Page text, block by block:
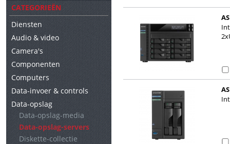
CATEGORIEËN
Diensten
Audio & video
Camera's
Componenten
Computers
Data-invoer & controls
Data-opslag
Data-opslag-media
Data-opslag-servers
Diskette-collectie